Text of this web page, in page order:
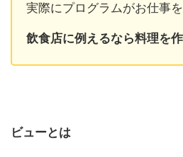
実際にプログラムがお仕事を
飲食店に例えるなら料理を作
ビューとは